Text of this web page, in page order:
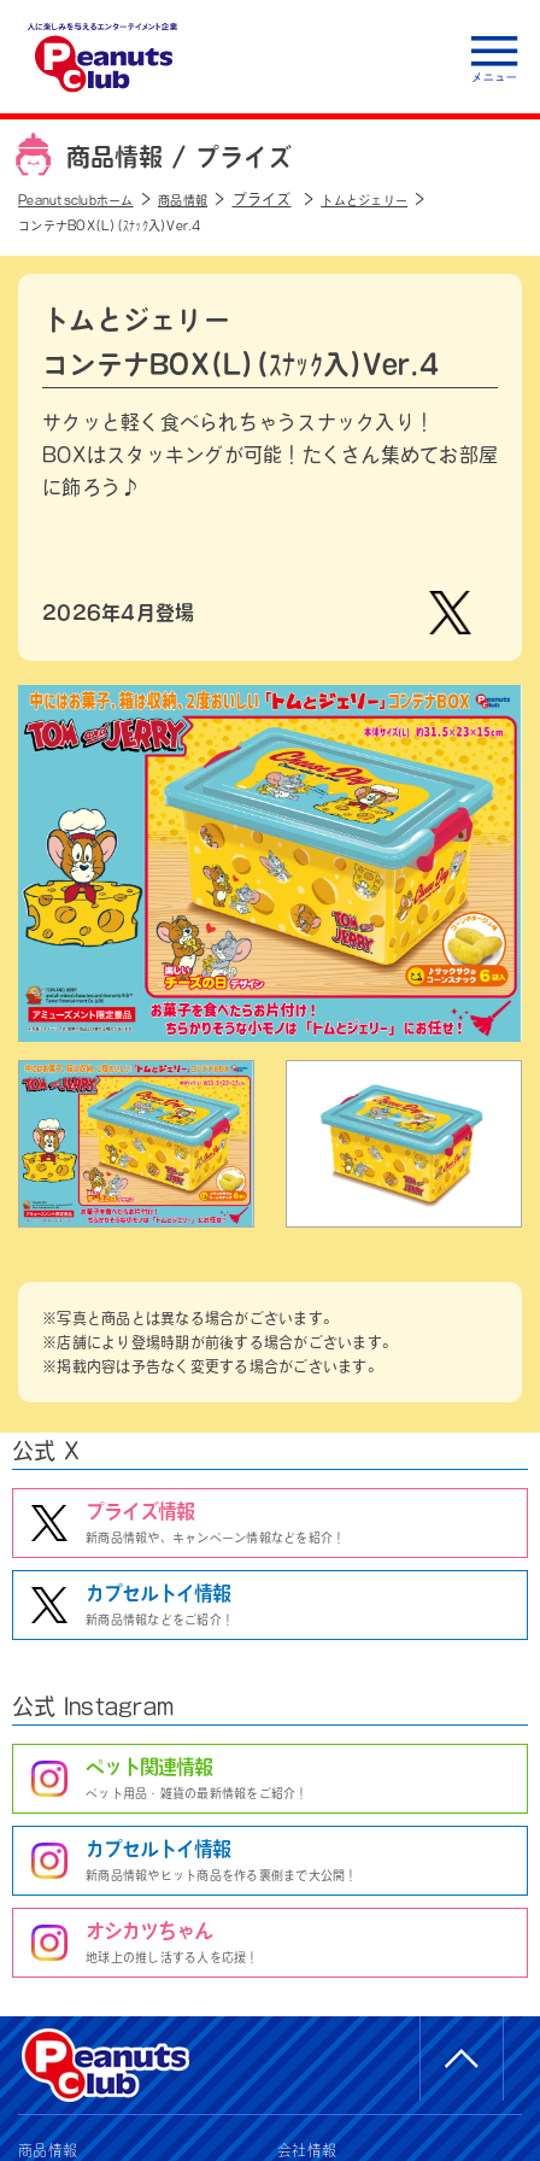
人に楽しみを与えるエ
ンターテイメント企
業 Peanuts club
商品情報 / プライズ
Peanutsclubホーム 商品情報 プライズ トムとジェリー
コンテナBOX(L)(ｽﾅｯｸ入)Ver.4
トムとジェリー
コンテナBOX(L)(ｽﾅｯｸ入)Ver.4
サクッと軽く食べられちゃうスナック入り！
BOXはスタッキングが可能！たくさん集めてお部屋
に飾ろう♪
2026年4月登場
ーナッ
ツクラ
ブのプ
ライズ
商品の
Xはこ
ちら
※写真と商品とは異なる場合がございます。
※店舗により登場時期が前後する場合がございます。
※掲載内容は予告なく変更する場合がございます。
公式 X
プライズ情報
新商品情報や、キャンペーン情報などを紹介！
カプセルトイ情報
新商品情報などをご紹介！
公式 Instagram
ペット関連情報
ペット用品・雑貨の最新情報をご紹介！
カプセルトイ情報
新商品情報やヒット商品を作る裏側まで大公開！
オシカツちゃん
地球上の推し活する人を応援！
商品情報 会社情報